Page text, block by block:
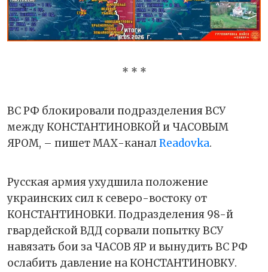
* * *
ВС РФ блокировали подразделения ВСУ
между КОНСТАНТИНОВКОЙ и ЧАСОВЫМ
ЯРОМ, – пишет МАХ-каналReadovka.
Русская армия ухудшила положение
украинских сил к северо-востоку от
КОНСТАНТИНОВКИ. Подразделения 98-й
гвардейской ВДД сорвали попытку ВСУ
навязать бои за ЧАСОВ ЯР и вынудить ВС РФ
ослабить давление на КОНСТАНТИНОВКУ.